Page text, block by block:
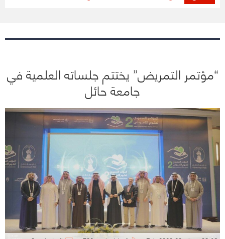
“مؤتمر التمريض” يختتم جلساته العلمية في
جامعة حائل